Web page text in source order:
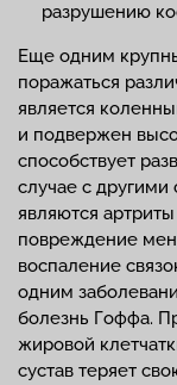
разрушению
Еще одним
поражаться
является
и подвержен
способствует
случае с другими
являются
повреждение
воспаление
одним
болезнь Гоффа.
жировой
сустав теряет